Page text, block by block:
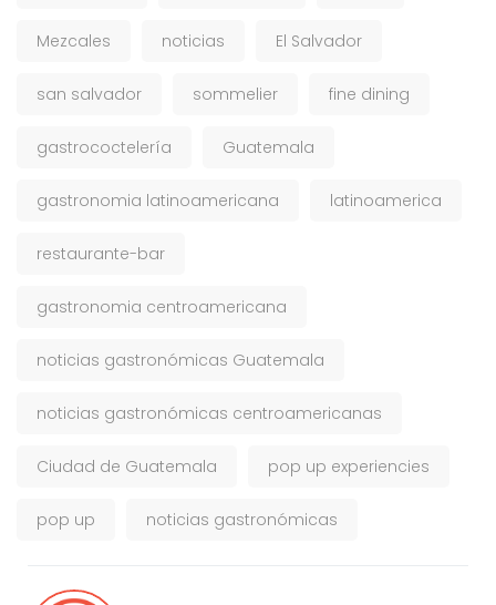
Mezcales noticias El Salvador
san salvador sommelier fine dining
gastrococtelería Guatemala
gastronomia latinoamericana latinoamerica
restaurante-bar
gastronomia centroamericana
noticias gastronómicas Guatemala
noticias gastronómicas centroamericanas
Ciudad de Guatemala pop up experiencies
pop up noticias gastronómicas